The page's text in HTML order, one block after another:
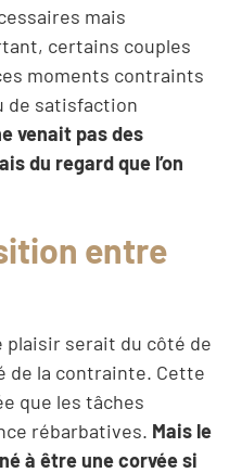
mais
certains couples
moments contraints
de satisfaction
venait pas des
du regard que l’on
entre
plaisir serait du côté de
de la contrainte. Cette
que les tâches
rébarbatives. Mais le
à être une corvée si